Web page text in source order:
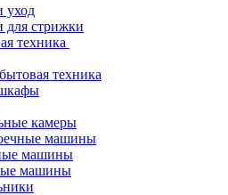
уход
стрижки
техника
техника
камеры
машины
машины
машины